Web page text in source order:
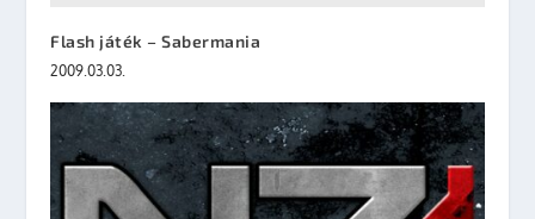
Flash játék – Sabermania
2009.03.03.